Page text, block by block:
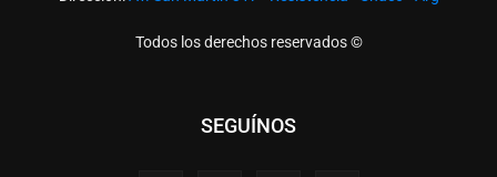
Todos los derechos reservados ©
SEGUÍNOS